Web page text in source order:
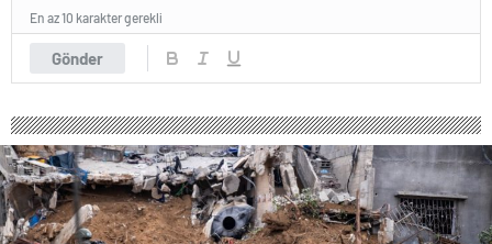
Gönder
En az 10 karakter gerekli